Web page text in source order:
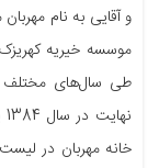
و آقایی به نام
موسسه خیریه
طی سال‌های مختلف
خانه مهربان در